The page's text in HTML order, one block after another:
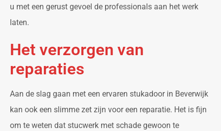
u met een gerust gevoel de professionals aan het werk
laten.
Het verzorgen van
reparaties
Aan de slag gaan met een ervaren stukadoor in Beverwijk
kan ook een slimme zet zijn voor een reparatie. Het is fijn
om te weten dat stucwerk met schade gewoon te